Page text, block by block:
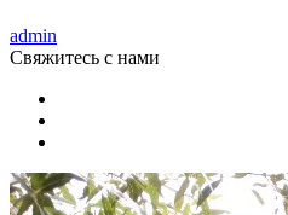
admin
Свяжитесь с нами